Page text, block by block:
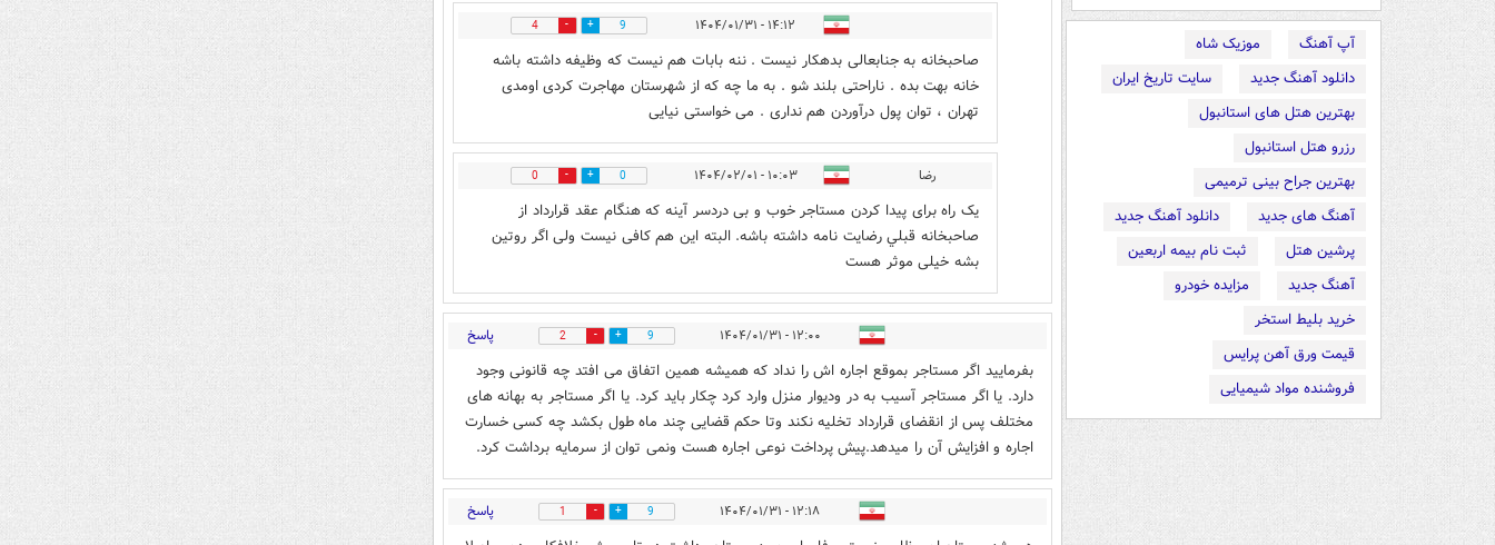
آپ آهنگ
موزیک شاه
دانلود آهنگ جدید
سایت تاریخ ایران
بهترین هتل های استانبول
رزرو هتل استانبول
بهترین جراح بینی ترمیمی
آهنگ های جدید
دانلود آهنگ جدید
پرشین هتل
ثبت نام بیمه اربعین
آهنگ جدید
مزایده خودرو
خرید بلیط استخر
قیمت ورق آهن پرایس
فروشنده مواد شیمیایی
۱۴:۱۲ - ۱۴۰۴/۰۱/۳۱ 9
4
صاحبخانه به جنابعالی بدهکار نیست . ننه بابات هم نیست که وظیفه داشته باشه
خانه بهت بده . ناراحتی بلند شو . به ما چه که از شهرستان مهاجرت کردی اومدی
تهران ، توان پول درآوردن هم نداری . می خواستی نیایی
رضا ۱۰:۰۳ - ۱۴۰۴/۰۲/۰۱ 0
0
یک راه برای پیدا کردن مستاجر خوب و بی دردسر آینه که هنگام عقد قرارداد از
صاحبخانه قبلي رضایت نامه داشته باشه. البته این هم کافی نیست ولی اگر روتین
بشه خیلی موثر هست
۱۲:۰۰ - ۱۴۰۴/۰۱/۳۱ 9
2 پاسخ
بفرمایید اگر مستاجر بموقع اجاره اش را نداد که همیشه همین اتفاق می افتد چه قانونی وجود
دارد. یا اگر مستاجر آسیب به در ودیوار منزل وارد کرد چکار باید کرد. یا اگر مستاجر به بهانه های
مختلف پس از انقضای قرارداد تخلیه نکند وتا حکم قضایی چند ماه طول بکشد چه کسی خسارت
اجاره و افزایش آن را میدهد.پیش پرداخت نوعی اجاره هست ونمی توان از سرمایه برداشت کرد.
۱۲:۱۸ - ۱۴۰۴/۰۱/۳۱ 9
1 پاسخ